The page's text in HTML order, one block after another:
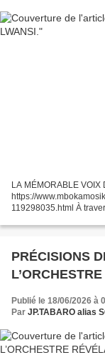
LA MÉMORABLE VOIX
https://
119298035.html À
PRÉCISIONS
Publié le 18/06/2026 à
Par JP.TABARO alias